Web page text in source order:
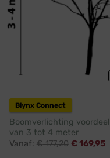
Blynx Connect
Boomverlichting
van 3 tot 4 meter
Vanaf: €177,20 €169,95